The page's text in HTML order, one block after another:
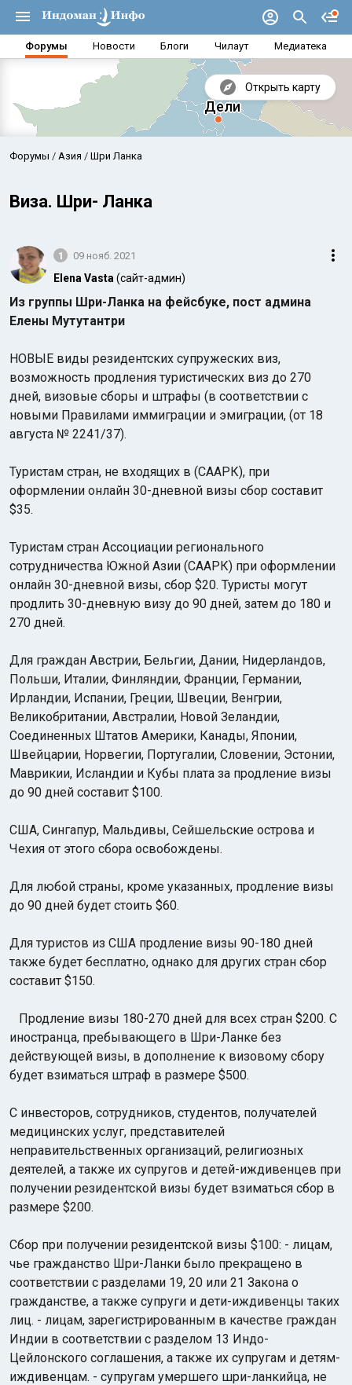
Форумы Новости Блоги Чилаут Медиатека
Открыть карту
Аравийское море
Индийский океан
Форумы Азия Шри Ланка
Виза. Шри- Ланка
1 09 нояб. 2021
Elena Vasta (сайт-админ)
Из группы Шри-Ланка на фейсбуке, пост админа
Елены Мутутантри
НОВЫЕ виды резидентских супружеских виз,
возможность продления туристических виз до 270
дней, визовые сборы и штрафы (в соответствии с
новыми Правилами иммиграции и эмиграции, (от 18
августа № 2241/37).
Туристам стран, не входящих в (СААРК), при
оформлении онлайн 30-дневной визы сбор составит
$35.
Туристам стран Ассоциации регионального
сотрудничества Южной Азии (СААРК) при оформлении
онлайн 30-дневной визы, сбор $20. Туристы могут
продлить 30-дневную визу до 90 дней, затем до 180 и
270 дней.
Для граждан Австрии, Бельгии, Дании, Нидерландов,
Польши, Италии, Финляндии, Франции, Германии,
Ирландии, Испании, Греции, Швеции, Венгрии,
Великобритании, Австралии, Новой Зеландии,
Соединенных Штатов Америки, Канады, Японии,
Швейцарии, Норвегии, Португалии, Словении, Эстонии,
Маврикии, Исландии и Кубы плата за продление визы
до 90 дней составит $100.
США, Сингапур, Мальдивы, Сейшельские острова и
Чехия от этого сбора освобождены.
Для любой страны, кроме указанных, продление визы
до 90 дней будет стоить $60.
Для туристов из США продление визы 90-180 дней
также будет бесплатно, однако для других стран сбор
составит $150.
Продление визы 180-270 дней для всех стран $200. С
иностранца, пребывающего в Шри-Ланке без
действующей визы, в дополнение к визовому сбору
будет взиматься штраф в размере $500.
С инвесторов, сотрудников, студентов, получателей
медицинских услуг, представителей
неправительственных организаций, религиозных
деятелей, а также их супругов и детей-иждивенцев при
получении резидентской визы будет взиматься сбор в
размере $200.
Сбор при получении резидентской визы $100: - лицам,
чье гражданство Шри-Ланки было прекращено в
соответствии с разделами 19, 20 или 21 Закона о
гражданстве, а также супруги и дети-иждивенцы таких
лиц. - лицам, зарегистрированным в качестве граждан
Индии в соответствии с разделом 13 Индо-
Цейлонского соглашения, а также их супругам и детям-
иждивенцам. - супругам умершего шри-ланкийца, не